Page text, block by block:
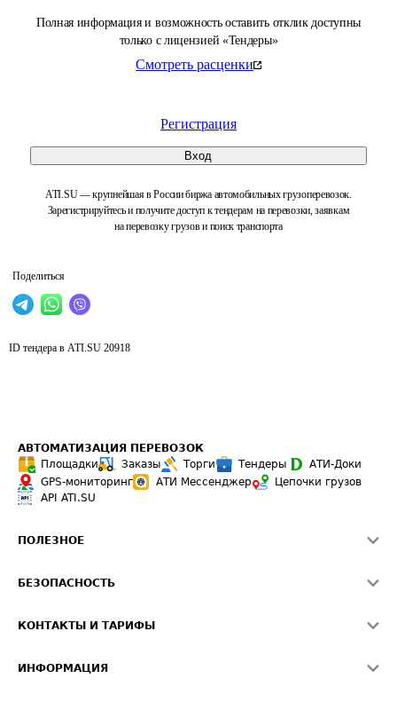
Полная информация и возможность оставить отклик доступны
только с лицензией «Тендеры»
Смотреть расценки
Регистрация
Вход
ATI.SU — крупнейшая в России биржа автомобильных грузоперевозок.
Зарегистрируйтесь и получите доступ к тендерам на перевозки, заявкам
на перевозку грузов и поиск транспорта
Поделиться
ID тендера в ATI.SU 20918
АВТОМАТИЗАЦИЯ ПЕРЕВОЗОК
Площадки
Заказы Торги Тендеры
АТИ-Доки
GPS-мониторинг
АТИ Мессенджер
Цепочки грузов
API ATI.SU
ПОЛЕЗНОЕ
Звезды ATI.SU на вашем сайте
Средние ставки
БЕЗОПАСНОСТЬ
Светофор+
КОНТАКТЫ И ТАРИФЫ
ИНФОРМАЦИЯ